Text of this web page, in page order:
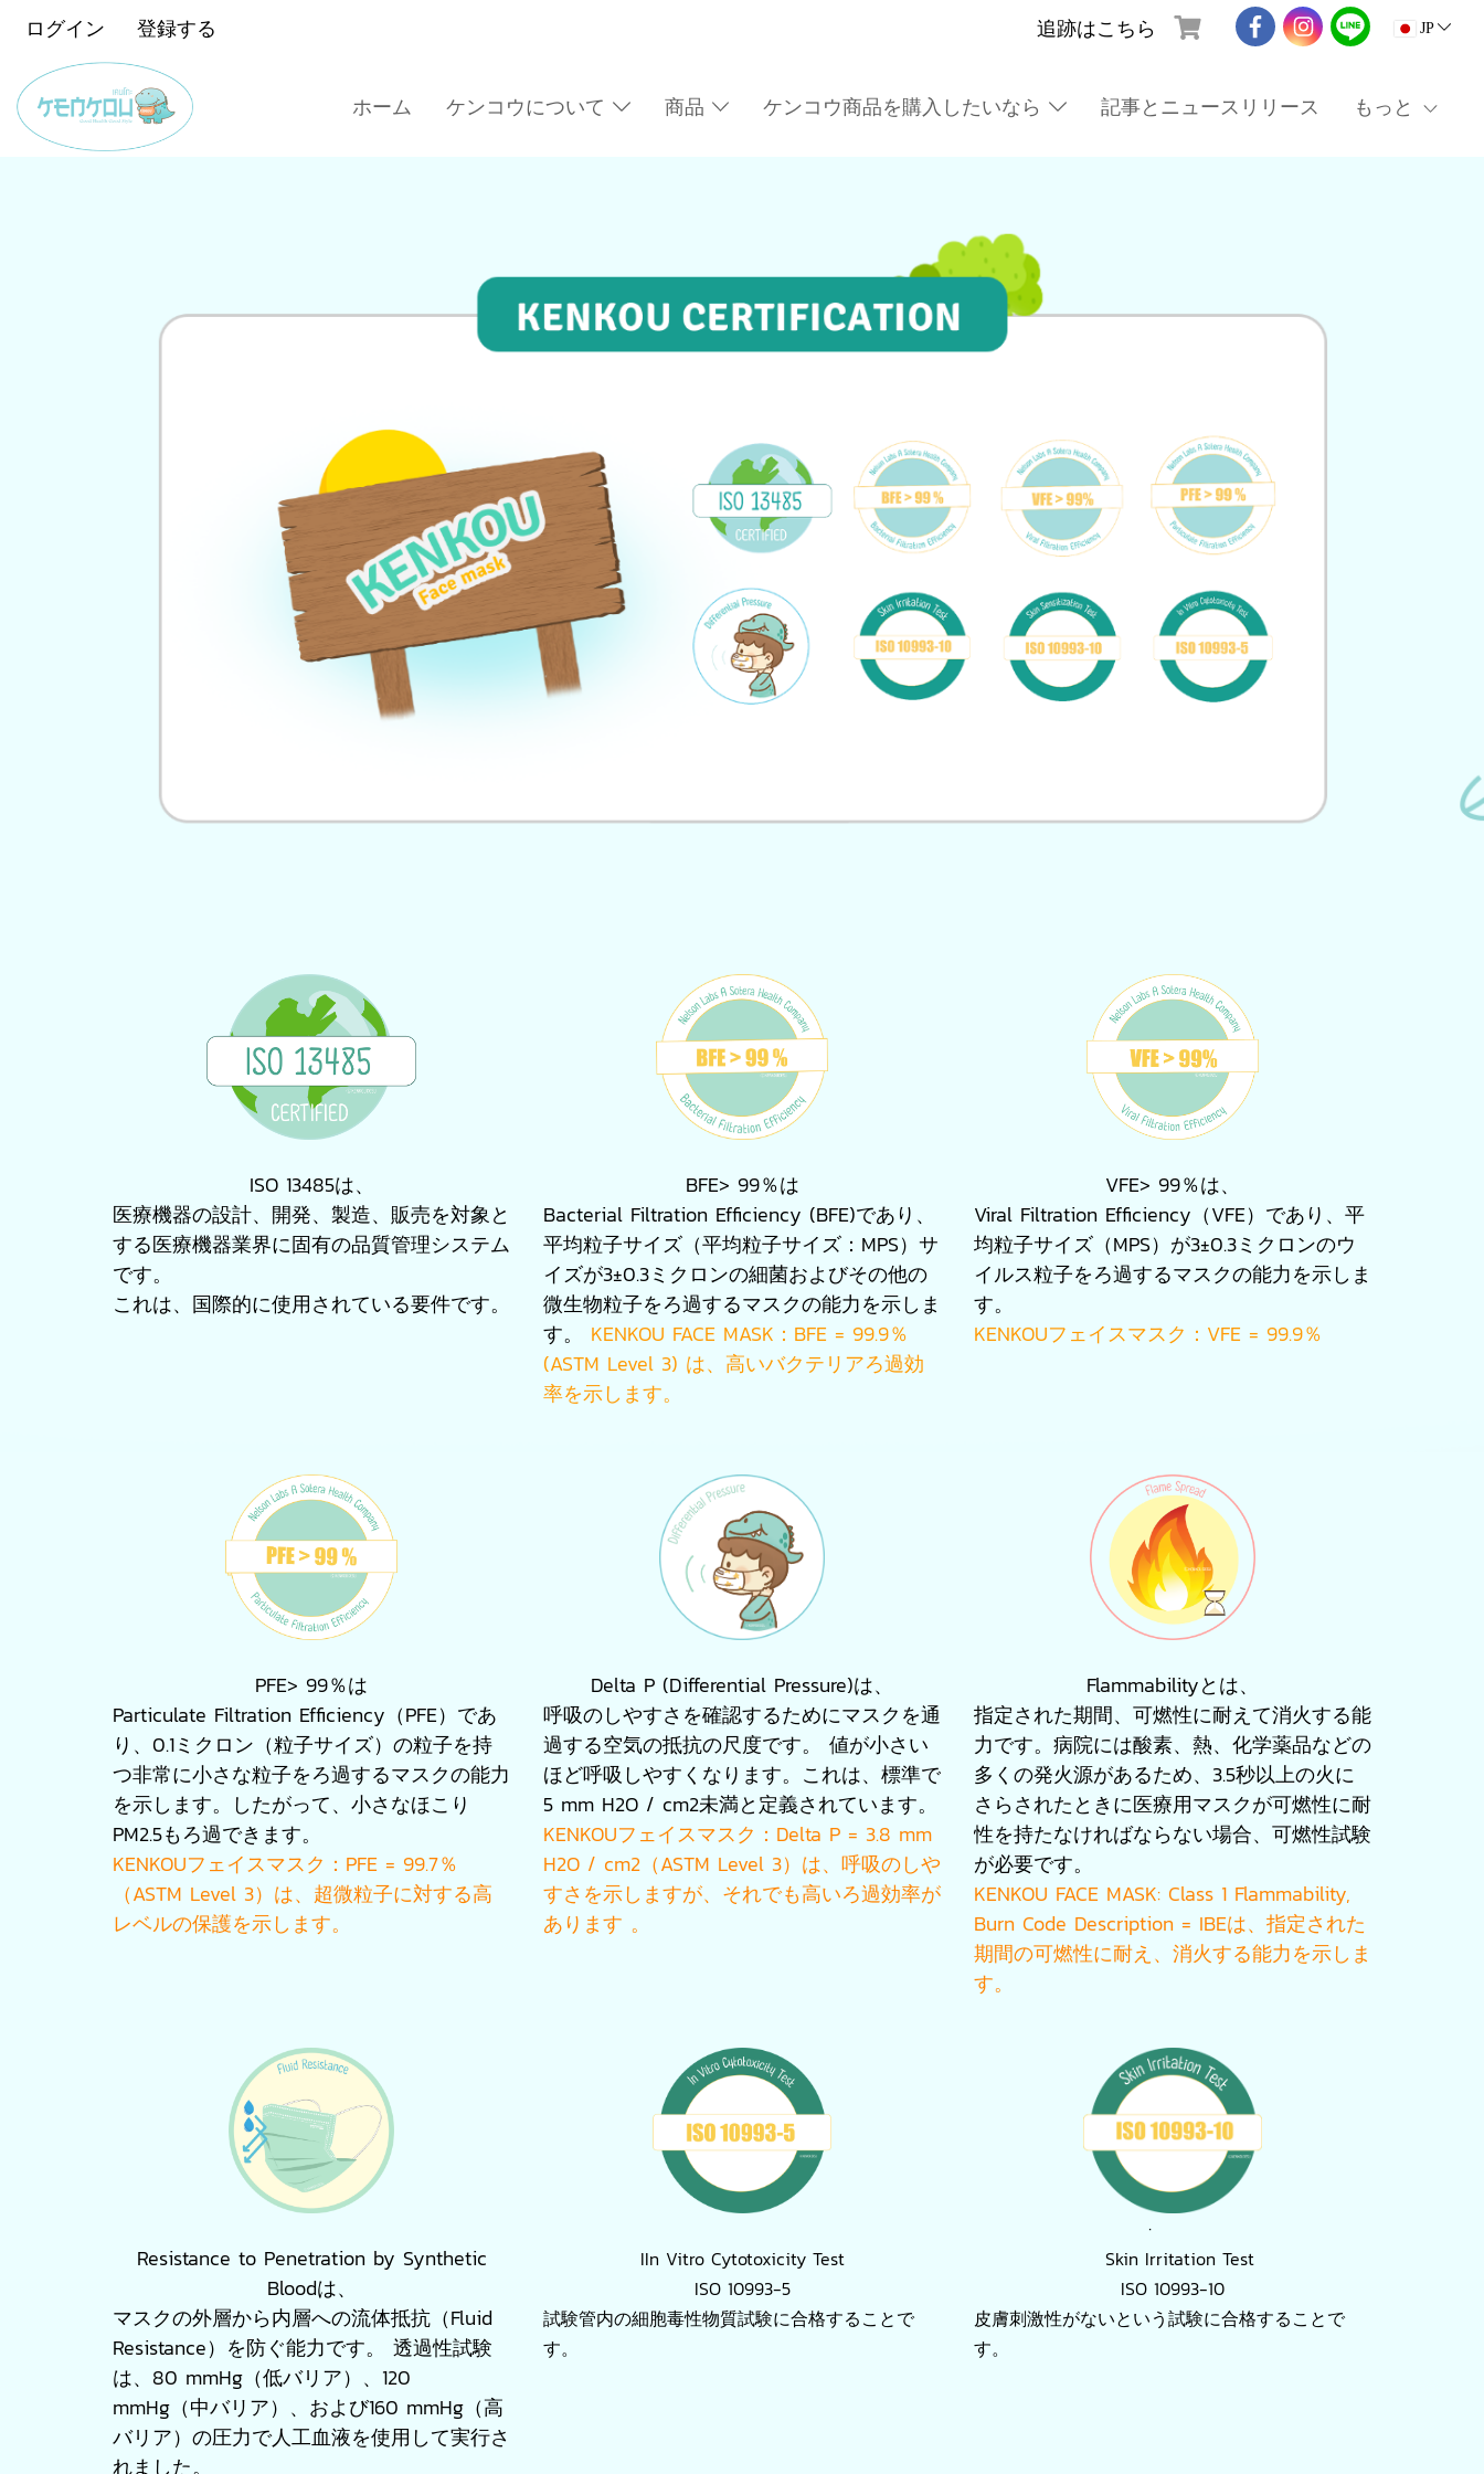
ログイン 登録する 追跡はこちら JP
ホーム ケンコウについて 商品 ケンコウ商品を購入したいなら 記事とニュースリリース もっと
ISO 13485は、
医療機器の設計、開発、製造、販売を対象と
する医療機器業界に固有の品質管理システム
です。
これは、国際的に使用されている要件です。
BFE> 99％は
Bacterial Filtration Efficiency (BFE)であり、
平均粒子サイズ（平均粒子サイズ：MPS）サ
イズが3±0.3ミクロンの細菌およびその他の
微生物粒子をろ過するマスクの能力を示しま
す。 KENKOU FACE MASK：BFE = 99.9％
(ASTM Level 3) は、高いバクテリアろ過効
率を示します。
VFE> 99％は、
Viral Filtration Efficiency（VFE）であり、平
均粒子サイズ（MPS）が3±0.3ミクロンのウ
イルス粒子をろ過するマスクの能力を示しま
す。
KENKOUフェイスマスク：VFE = 99.9％
PFE> 99％は
Particulate Filtration Efficiency（PFE）であ
り、0.1ミクロン（粒子サイズ）の粒子を持
つ非常に小さな粒子をろ過するマスクの能力
を示します。したがって、小さなほこり
PM2.5もろ過できます。
KENKOUフェイスマスク：PFE = 99.7％
（ASTM Level 3）は、超微粒子に対する高
レベルの保護を示します。
Delta P (Differential Pressure)は、
呼吸のしやすさを確認するためにマスクを通
過する空気の抵抗の尺度です。 値が小さい
ほど呼吸しやすくなります。これは、標準で
5 mm H2O / cm2未満と定義されています。
KENKOUフェイスマスク：Delta P = 3.8 mm
H2O / cm2（ASTM Level 3）は、呼吸のしや
すさを示しますが、それでも高いろ過効率が
あります 。
Flammabilityとは、
指定された期間、可燃性に耐えて消火する能
力です。病院には酸素、熱、化学薬品などの
多くの発火源があるため、3.5秒以上の火に
さらされたときに医療用マスクが可燃性に耐
性を持たなければならない場合、可燃性試験
が必要です。
KENKOU FACE MASK: Class 1 Flammability,
Burn Code Description = IBEは、指定された
期間の可燃性に耐え、消火する能力を示しま
す。
Resistance to Penetration by Synthetic
Bloodは、
マスクの外層から内層への流体抵抗（Fluid
Resistance）を防ぐ能力です。 透過性試験
は、80 mmHg（低バリア）、120
mmHg（中バリア）、および160 mmHg（高
バリア）の圧力で人工血液を使用して実行さ
れました。
IIn Vitro Cytotoxicity Test
ISO 10993-5
試験管内の細胞毒性物質試験に合格することで
す。
·
Skin Irritation Test
ISO 10993-10
皮膚刺激性がないという試験に合格することで
す。